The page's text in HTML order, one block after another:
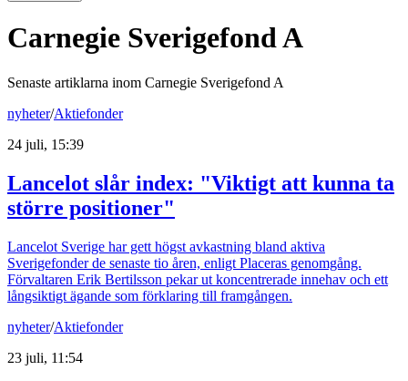
Carnegie Sverigefond A
Senaste artiklarna inom Carnegie Sverigefond A
nyheter/Aktiefonder
24 juli, 15:39
Lancelot slår index: "Viktigt att kunna ta
större positioner"
Lancelot Sverige har gett högst avkastning bland aktiva
Sverigefonder de senaste tio åren, enligt Placeras genomgång.
Förvaltaren Erik Bertilsson pekar ut koncentrerade innehav och ett
långsiktigt ägande som förklaring till framgången.
nyheter/Aktiefonder
23 juli, 11:54